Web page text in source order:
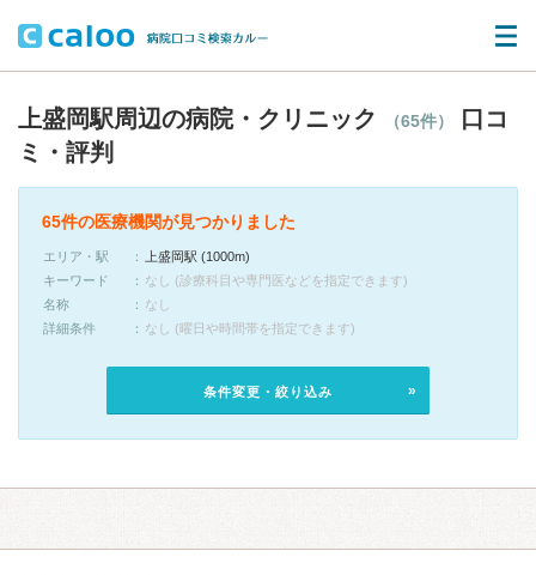
上盛岡駅周辺の病院・クリニック （65件）
口コ
ミ・評判
65件の医療機関が見つかりました
エリア・駅
上盛岡駅 (1000m)
キーワード
なし (診療科目や専門医などを指定できます)
名称
なし
詳細条件
なし (曜日や時間帯を指定できます)
条件変更・絞り込み